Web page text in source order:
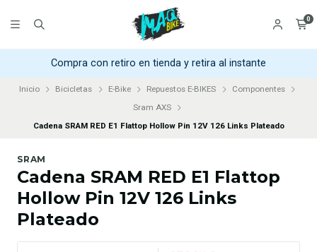
0
Compra con retiro en tienda y retira al instante
Inicio Bicicletas E-Bike Repuestos E-BIKES
Componentes
Sram AXS
Cadena SRAM RED E1 Flattop Hollow Pin 12V 126 Links Plateado
SRAM
Cadena SRAM RED E1 Flattop
Hollow Pin 12V 126 Links
Plateado